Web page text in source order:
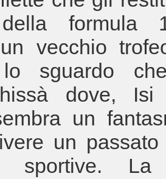
formula
vecchio
sguardo
dove, Isi
un
un passato
sportive. La